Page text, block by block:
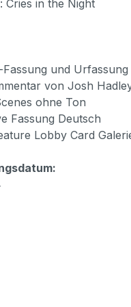
Cries in the Night
und Urfassung
von Josh
ohne Ton
Fassung Deutsch
Lobby Card